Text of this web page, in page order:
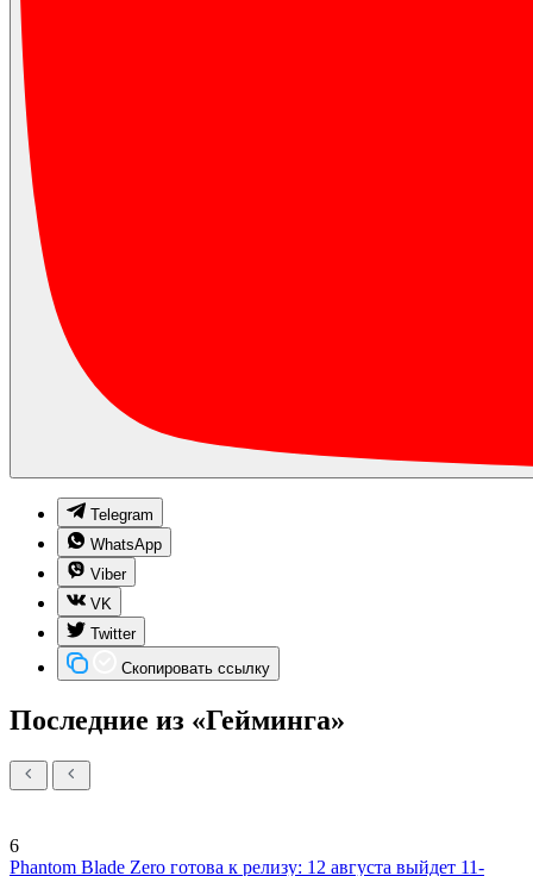
Telegram
WhatsApp
Viber
VK
Twitter
Скопировать ссылку
Последние из «Гейминга»
6
Phantom Blade Zero готова к релизу: 12 августа выйдет 11-